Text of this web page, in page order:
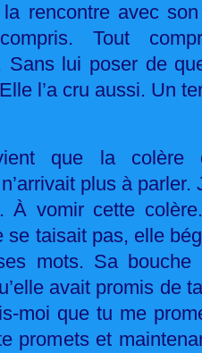
rencontre avec
Tout
Sans lui poser de
l’a cru aussi. Un
que la colère
plus à
À vomir cette
se taisait pas, elle
mots. Sa bouche
avait promis de
moi que tu me
promets et